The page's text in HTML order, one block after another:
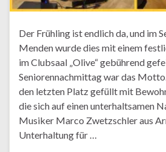
Der Frühling ist endlich da, und im
Menden wurde dies mit einem
im Clubsaal „Olive“ gebührend
Seniorennachmittag war das
den letzten Platz gefüllt mit
die sich auf einen unterhaltsamen
Musiker Marco Zwetzschler aus
Unterhaltung für …